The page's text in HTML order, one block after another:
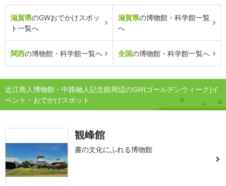
滋賀県のGWおでかけスポッ
ト一覧へ
滋賀県の博物館・科学館一覧
へ
関西の博物館・科学館一覧へ 全国の博物館・科学館一覧へ
近江商人博物館・中路融人記念館周辺のGW(ゴールデンウィーク)イ
ベント・おでかけスポット
観峰館
書の文化にふれる博物館